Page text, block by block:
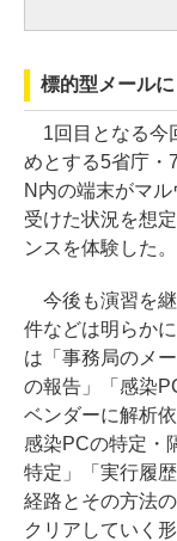
標的型メール
1回目となる今
めとする5省庁・
N内の端末がマ
受けた状況を想
ンスを体験した。
今後も演習を継
件などは明らか
は「事務局のメ
の報告」「感染
ベンダーに解析
感染PCの特定・
特定」「実行履
経路とその方法
クリアしていく形